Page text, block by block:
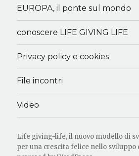
EUROPA, il ponte sul mondo
conoscere LIFE GIVING LIFE
Privacy policy e cookies
File incontri
Video
Life giving-life, il nuovo modello di
per una crescita felice nello sviluppo